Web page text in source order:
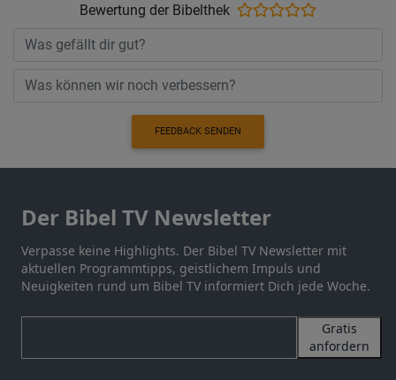
Bewertung der Bibelthek
FEEDBACK SENDEN
Der Bibel TV Newsletter
Verpasse keine Highlights. Der Bibel TV Newsletter mit
aktuellen Programmtipps, geistlichem Impuls und
Neuigkeiten rund um Bibel TV informiert Dich jede Woche.
Gratis
anfordern